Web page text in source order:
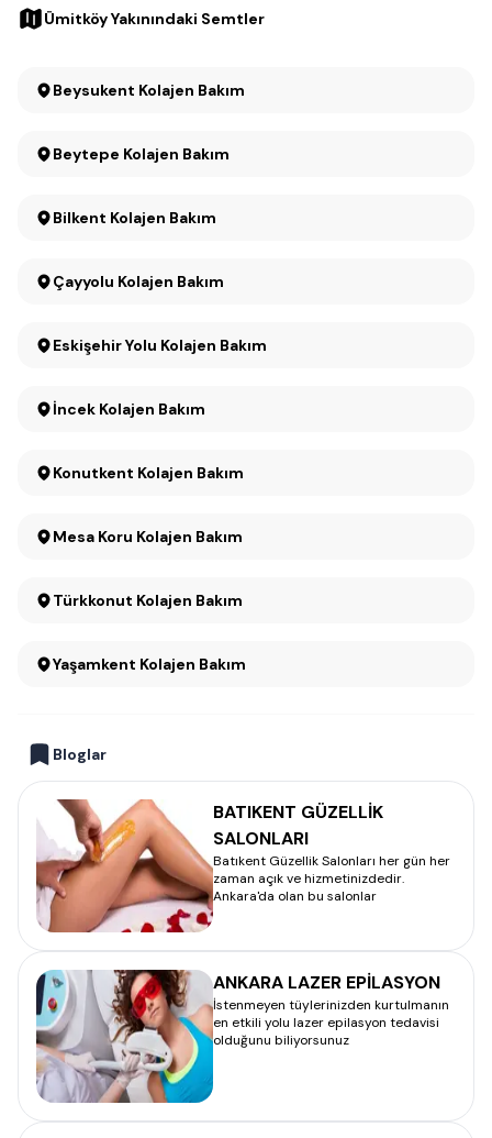
Ümitköy Yakınındaki Semtler
Beysukent Kolajen Bakım
Beytepe Kolajen Bakım
Bilkent Kolajen Bakım
Çayyolu Kolajen Bakım
Eskişehir Yolu Kolajen Bakım
İncek Kolajen Bakım
Konutkent Kolajen Bakım
Mesa Koru Kolajen Bakım
Türkkonut Kolajen Bakım
Yaşamkent Kolajen Bakım
Bloglar
BATIKENT GÜZELLİK
SALONLARI
Batıkent Güzellik Salonları her gün her
zaman açık ve hizmetinizdedir.
Ankara'da olan bu salonlar
ANKARA LAZER EPİLASYON
İstenmeyen tüylerinizden kurtulmanın
en etkili yolu lazer epilasyon tedavisi
olduğunu biliyorsunuz